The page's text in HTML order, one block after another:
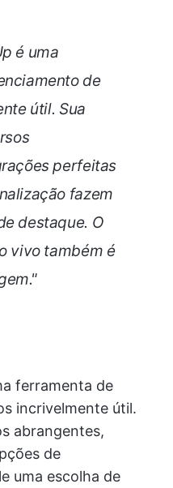
é uma
de
útil. Sua
perfeitas
fazem
destaque. O
vivo também é
ferramenta de
incrivelmente útil.
abrangentes,
de
uma escolha de